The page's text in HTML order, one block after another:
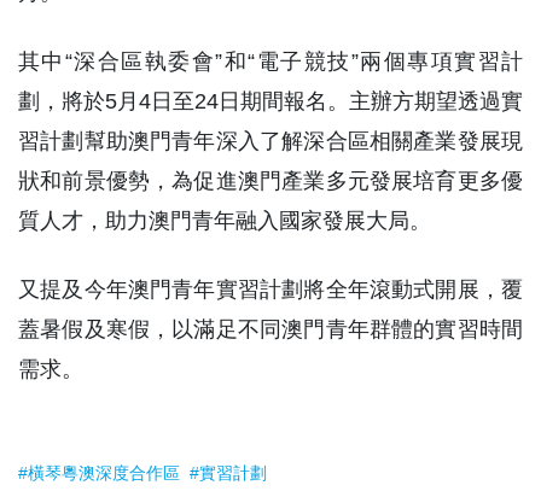
其中“深合區執委會”和“電子競技”兩個專項實習計
劃，將於5月4日至24日期間報名。主辦方期望透過實
習計劃幫助澳門青年深入了解深合區相關產業發展現
狀和前景優勢，為促進澳門產業多元發展培育更多優
質人才，助力澳門青年融入國家發展大局。
又提及今年澳門青年實習計劃將全年滾動式開展，覆
蓋暑假及寒假，以滿足不同澳門青年群體的實習時間
需求。
#橫琴粵澳深度合作區 #實習計劃